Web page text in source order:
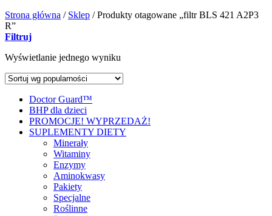
Strona główna / Sklep /Produkty otagowane „filtr BLS 421 A2P3
R”
Filtruj
Wyświetlanie jednego wyniku
Doctor Guard™
BHP dla dzieci
PROMOCJE! WYPRZEDAŻ!
SUPLEMENTY DIETY
Minerały
Witaminy
Enzymy
Aminokwasy
Pakiety
Specjalne
Roślinne